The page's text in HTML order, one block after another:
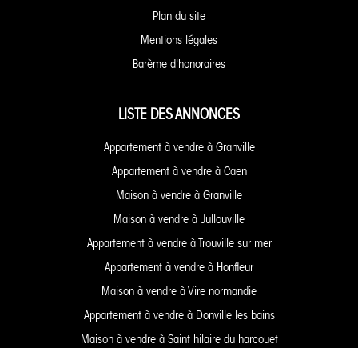
Plan du site
Mentions légales
Barème d'honoraires
LISTE DES ANNONCES
Appartement à vendre à Granville
Appartement à vendre à Caen
Maison à vendre à Granville
Maison à vendre à Jullouville
Appartement à vendre à Trouville sur mer
Appartement à vendre à Honfleur
Maison à vendre à Vire normandie
Appartement à vendre à Donville les bains
Maison à vendre à Saint hilaire du harcouet